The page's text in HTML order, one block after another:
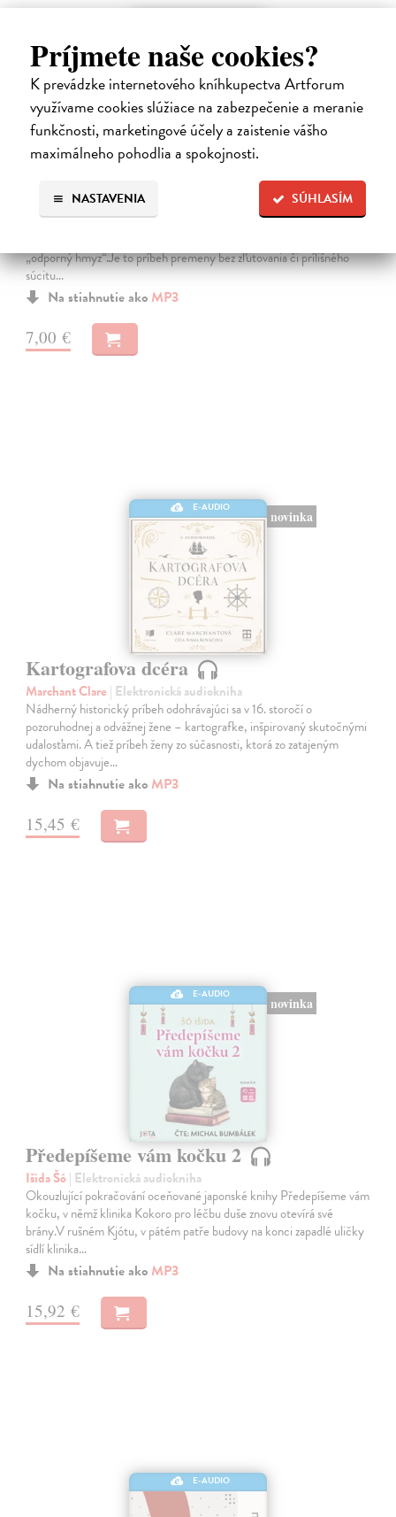
Príjmete naše cookies?
K prevádzke internetového kníhkupectva Artforum
využívame cookies slúžiace na zabezpečenie a meranie
funkčnosti, marketingové účely a zaistenie vášho
maximálneho pohodlia a spokojnosti.
SÚHLASÍM
NASTAVENIA
Franz Kafka| Elektronická audiokniha
Notoricky známa poviedka Franza Kafku z roku 1915, v ktorej sa
„odporný hmyz“.Je to príbeh premeny bez zľutovania či prílišného
súcitu…
Na stiahnutie ako MP3
7,00 €
E-AUDIO
novinka
Kartografova dcéra
Marchant Clare | Elektronická audiokniha
Nádherný historický príbeh odohrávajúci sa v 16. storočí o
pozoruhodnej a odvážnej žene – kartografke, inšpirovaný skutočnými
udalosťami. A tiež príbeh ženy zo súčasnosti, ktorá zo zatajeným
dychom objavuje…
Na stiahnutie ako MP3
15,45 €
E-AUDIO
novinka
Předepíšeme vám kočku 2
Išida Šó| Elektronická audiokniha
Okouzlující pokračování oceňované japonské knihy Předepíšeme vám
kočku, v němž klinika Kokoro pro léčbu duše znovu otevírá své
brány.V rušném Kjótu, v pátém patře budovy na konci zapadlé uličky
sídlí klinika…
Na stiahnutie ako MP3
15,92 €
E-AUDIO